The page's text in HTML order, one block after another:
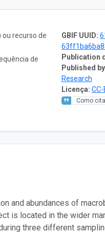
GBIF UUID:
Publication
Published
Research
Licença: CC-
Como
ou recurso de
de
and abundances of
is located in the wider
three different